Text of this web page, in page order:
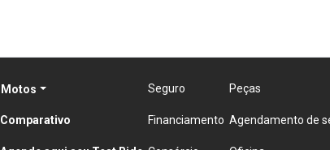
Motos
Comparativo
Seguro
Financiamento
Peças
Agendamento de